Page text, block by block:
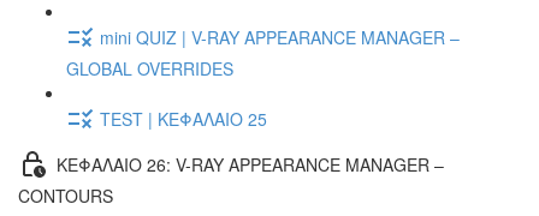
mini QUIZ | V-RAY APPEARANCE MANAGER –
GLOBAL OVERRIDES
TEST | ΚΕΦΑΛΑΙΟ 25
ΚΕΦΑΛΑΙΟ 26: V-RAY APPEARANCE MANAGER –
CONTOURS